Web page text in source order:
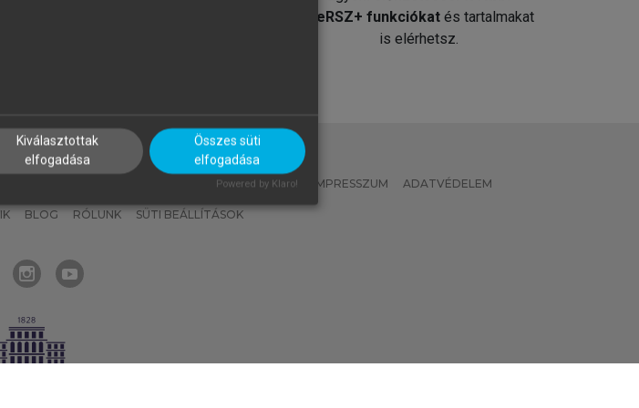
MeRSZ+ funkciókat és tartalmakat
is elérhetsz.
MI – ÁLTALÁNOS IRÁNYELVEK IMPRESSZUM ADATVÉDELEM
BLOG RÓLUNK SÜTI BEÁLLÍTÁSOK
Kiválasztottak
elfogadása
Összes süti
elfogadása
Powered by Klaro!